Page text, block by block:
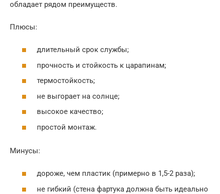
обладает рядом преимуществ.
Плюсы:
длительный срок службы;
прочность и стойкость к царапинам;
термостойкость;
не выгорает на солнце;
высокое качество;
простой монтаж.
Минусы:
дороже, чем пластик (примерно в 1,5-2 раза);
не гибкий (стена фартука должна быть идеально